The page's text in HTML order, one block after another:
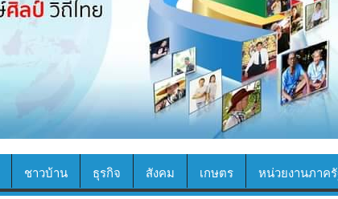
ชาวบ้าน ธุรกิจ สังคม เกษตร หน่วยงานภาค